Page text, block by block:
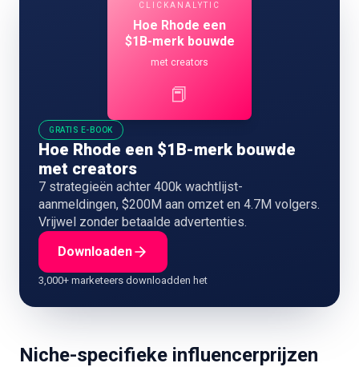
CLICKANALYTIC
Hoe Rhode een
$1B-merk bouwde
met creators
📕
GRATIS E-BOOK
Hoe Rhode een $1B-merk bouwde
met creators
7 strategieën achter 400k wachtlijst-
aanmeldingen, $200M aan omzet en 4.7M volgers.
Vrijwel zonder betaalde advertenties.
Downloaden
3,000+ marketeers downloadden het
Niche-specifieke influencerprijzen